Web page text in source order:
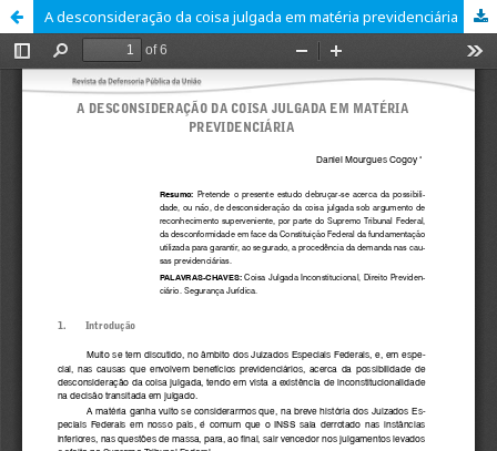
A desconsideração da coisa julgada em matéria previdenciária